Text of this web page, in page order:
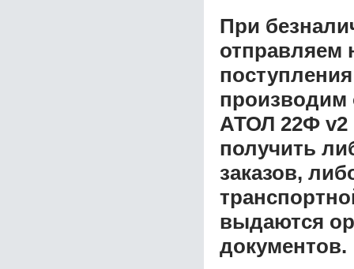
При
отправляем
производим
АТОЛ 22Ф v2
получить
заказов,
выдаются
документов.